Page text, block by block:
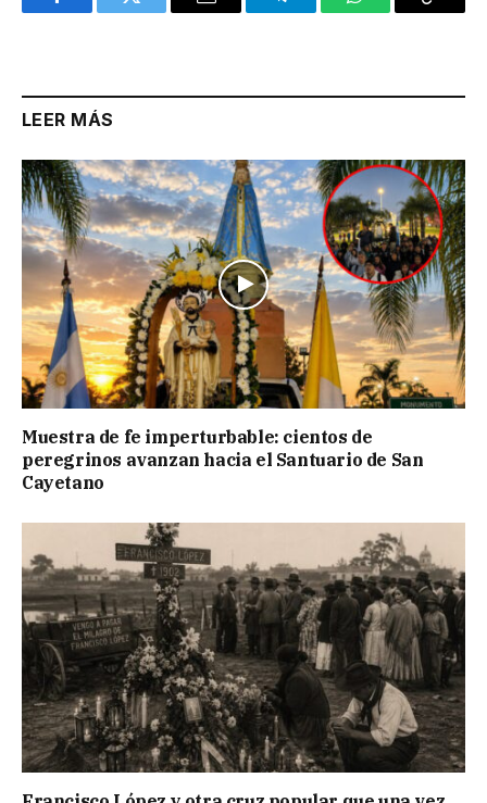
FacebookTwitter Email TelegramWhatsAppCopy
LEER MÁS
Muestra de fe imperturbable: cientos de
peregrinos avanzan hacia el Santuario de San
Cayetano